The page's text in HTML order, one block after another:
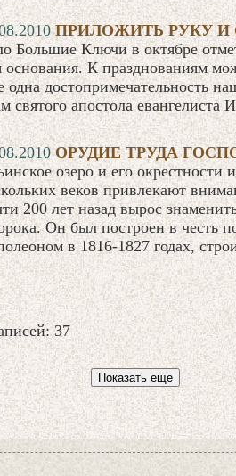
ПРИЛОЖИТЬ РУКУ И
Большие Ключи в октябре
основания. К празднованиям
одна достопримечательность
святого апостола
ОРУДИЕ ТРУДА
озеро и его окрестности
веков привлекают
200 лет назад вырос
Он был построен в честь
в 1816-1827 годах,
37
Показать еще